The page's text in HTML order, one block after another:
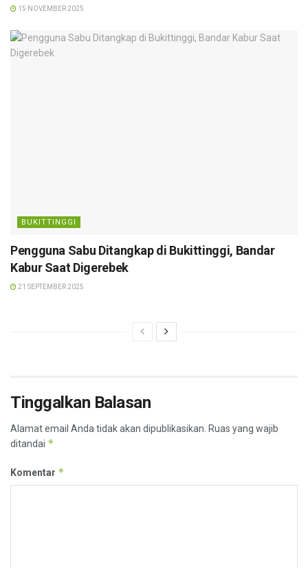
15 NOVEMBER 2025
BUKITTINGGI
Pengguna Sabu Ditangkap di Bukittinggi, Bandar
Kabur Saat Digerebek
21 SEPTEMBER 2025
Tinggalkan Balasan
Alamat email Anda tidak akan dipublikasikan. Ruas yang wajib
ditandai *
Komentar *